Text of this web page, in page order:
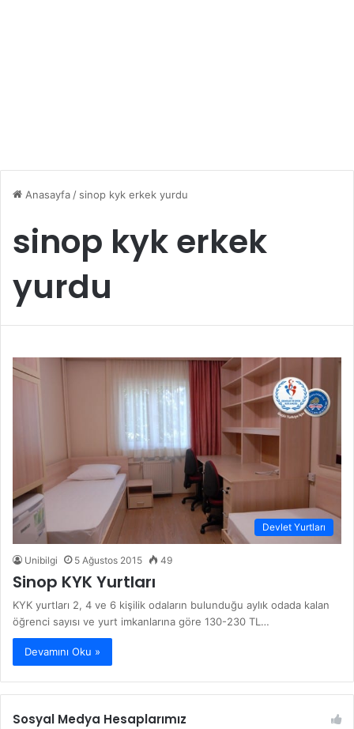
Anasayfa / sinop kyk erkek yurdu
sinop kyk erkek
yurdu
Devlet Yurtları
Unibilgi 5 Ağustos 2015 49
Sinop KYK Yurtları
KYK yurtları 2, 4 ve 6 kişilik odaların bulunduğu aylık odada kalan
öğrenci sayısı ve yurt imkanlarına göre 130-230 TL…
Devamını Oku »
Sosyal Medya Hesaplarımız